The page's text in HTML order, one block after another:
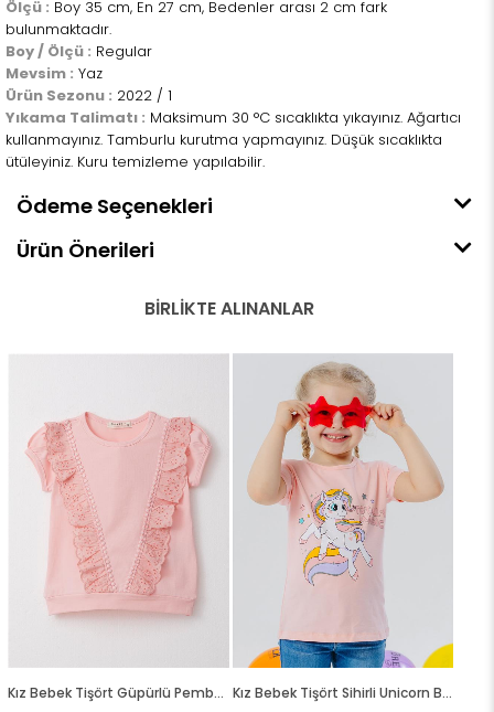
Ölçü : Boy 35 cm, En 27 cm, Bedenler arası 2 cm fark
bulunmaktadır.
Boy / Ölçü : Regular
Mevsim : Yaz
Ürün Sezonu : 2022 / 1
Yıkama Talimatı : Maksimum 30 °C sıcaklıkta yıkayınız. Ağartıcı
kullanmayınız. Tamburlu kurutma yapmayınız. Düşük sıcaklıkta
ütüleyiniz. Kuru temizleme yapılabilir.
Ödeme Seçenekleri
Ürün Önerileri